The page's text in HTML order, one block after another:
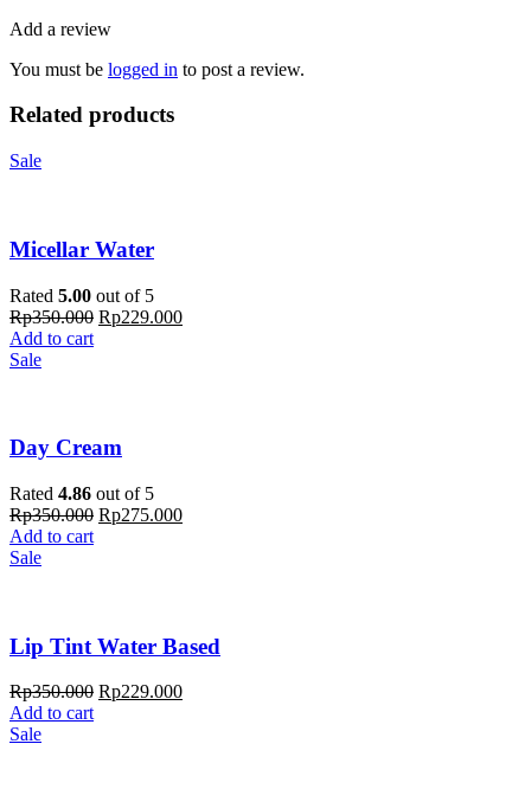
Add a review
You must be logged in to post a review.
Related products
Sale
Micellar Water
Rated 5.00 out of 5
Rp350.000 Rp229.000
Add to cart
Sale
Day Cream
Rated 4.86 out of 5
Rp350.000 Rp275.000
Add to cart
Sale
Lip Tint Water Based
Rp350.000 Rp229.000
Add to cart
Sale